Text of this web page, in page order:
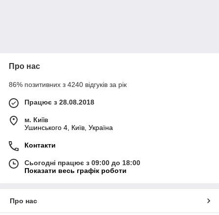
Про нас
86% позитивних з 4240 відгуків за рік
Працює з 28.08.2018
м. Київ
Ушинського 4, Київ, Україна
Контакти
Сьогодні працює з 09:00 до 18:00
Показати весь графік роботи
Про нас